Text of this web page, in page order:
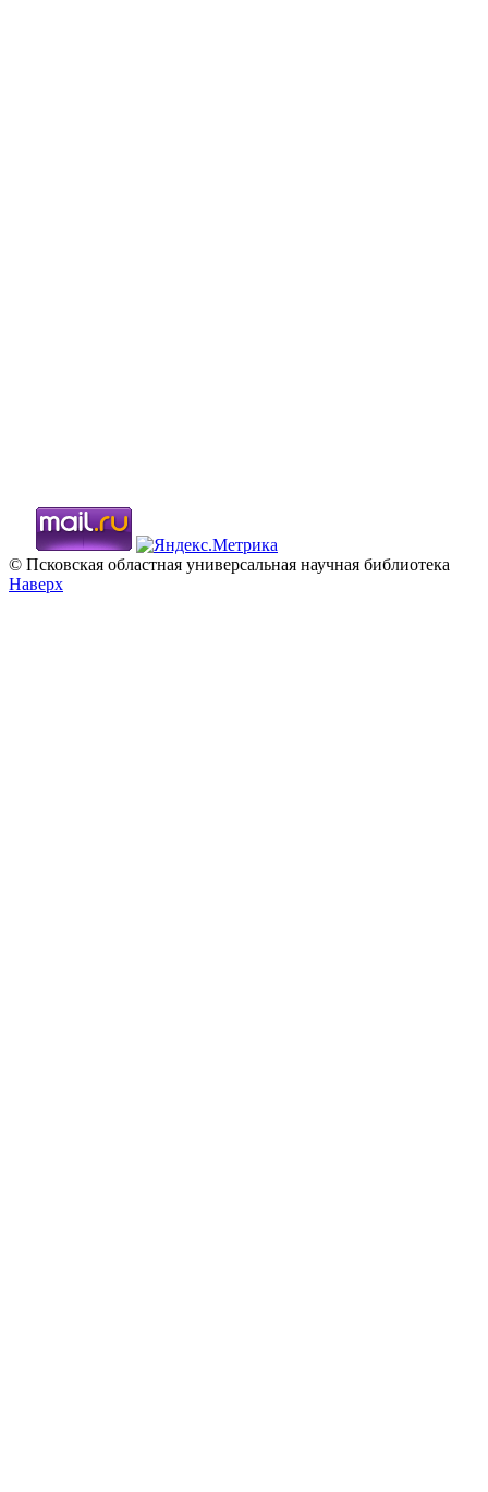
© Псковская областная универсальная научная библиотека
Наверх